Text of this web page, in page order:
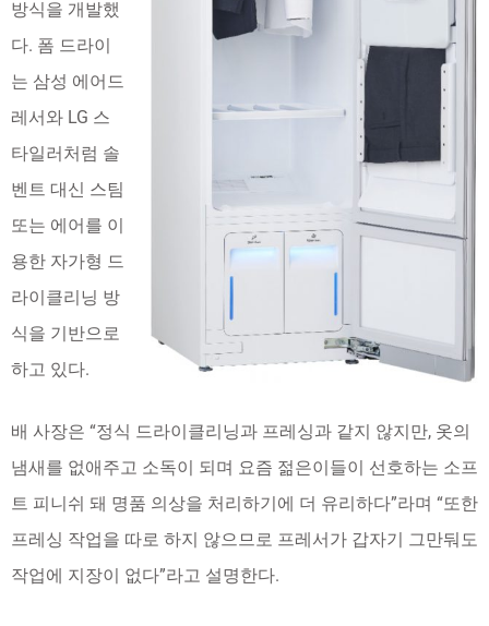
방식을 개발했
다. 폼 드라이
는 삼성 에어드
레서와 LG 스
타일러처럼 솔
벤트 대신 스팀
또는 에어를 이
용한 자가형 드
라이클리닝 방
식을 기반으로
하고 있다.
배 사장은 “정식 드라이클리닝과 프레싱과 같지 않지만, 옷의
냄새를 없애주고 소독이 되며 요즘 젊은이들이 선호하는 소프
트 피니쉬 돼 명품 의상을 처리하기에 더 유리하다”라며 “또한
프레싱 작업을 따로 하지 않으므로 프레서가 갑자기 그만둬도
작업에 지장이 없다”라고 설명한다.